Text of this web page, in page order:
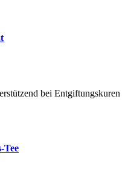
bei Entgiftungskuren
Tee